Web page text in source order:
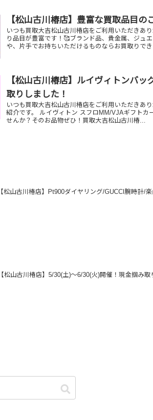
【松山古川椿店】豊富な買取品目の
いつも買取大吉松山古川椿店をご利用いただきあ
り品目が豊富です！🥰ブランド品、貴金属、ジュ
や、片手でお持ちいただけるものならお買取りでき
【松山古川椿店】ルイヴィトンバ
取りしました！
いつも買取大吉松山古川椿店をご利用いただきあ
紹介です。 ルイヴィトン スフロMM/VJAギフト
せんか？そのお品物ぜひ！買取大吉松山古川椿...
【松山古川椿店】Pt900ダイヤリング/GUCCI腕時計/
【松山古川椿店】5/30(土)～6/30(火)開催！現金掴み